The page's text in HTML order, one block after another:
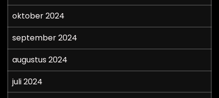
oktober 2024
september 2024
augustus 2024
juli 2024